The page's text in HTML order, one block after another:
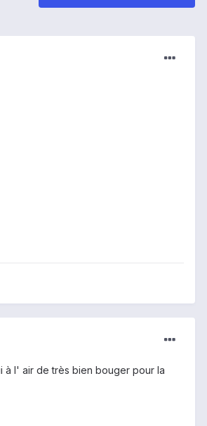
à l' air de très bien bouger pour la